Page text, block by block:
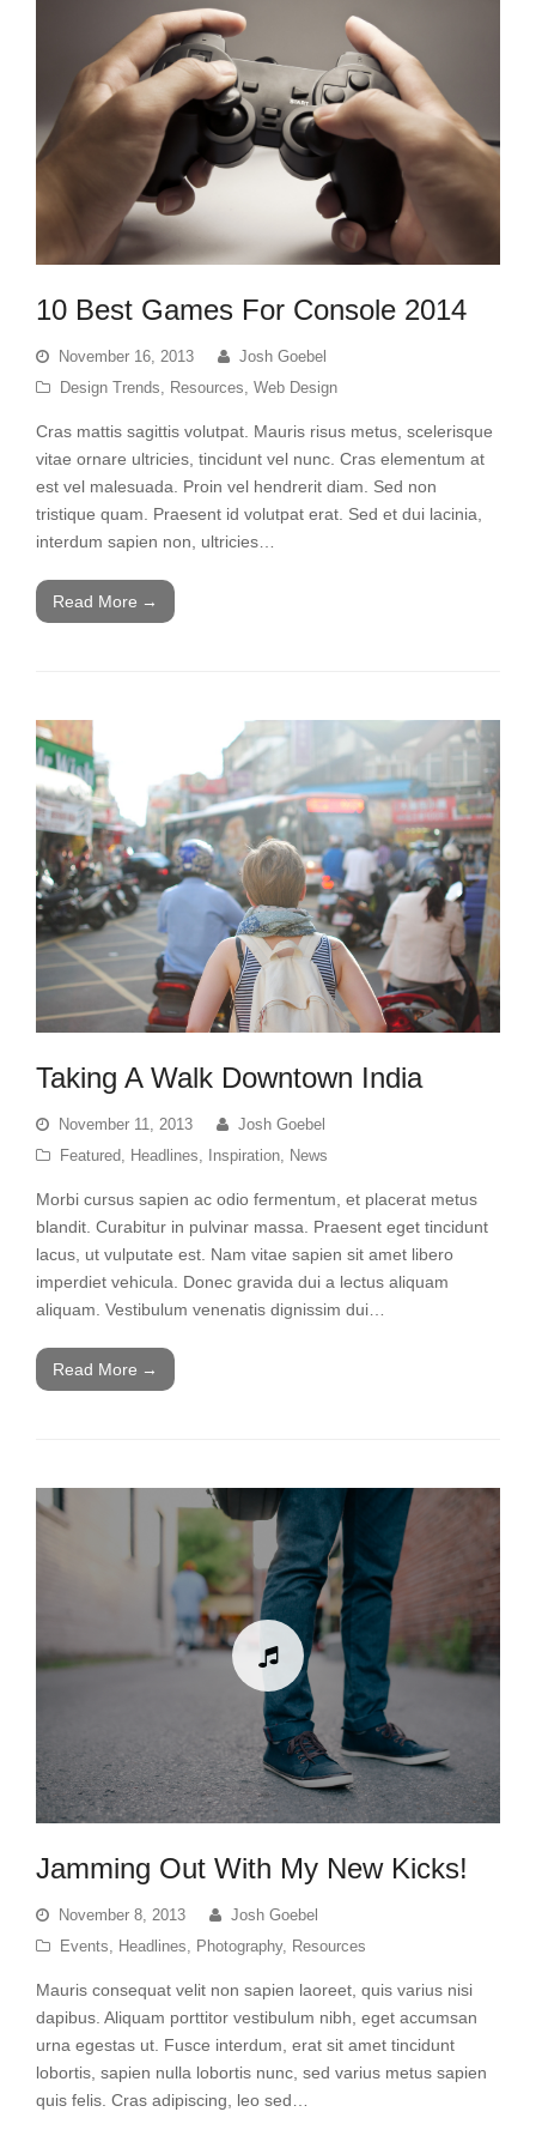
10 Best Games For Console 2014
November 16, 2013
Josh Goebel
Design Trends, Resources, Web Design
Cras mattis sagittis volutpat. Mauris risus metus, scelerisque
vitae ornare ultricies, tincidunt vel nunc. Cras elementum at
est vel malesuada. Proin vel hendrerit diam. Sed non
tristique quam. Praesent id volutpat erat. Sed et dui lacinia,
interdum sapien non, ultricies…
Read More →
Taking A Walk Downtown India
November 11, 2013
Josh Goebel
Featured
Headlines Inspiration News
Morbi cursus sapien ac odio fermentum, et placerat metus
blandit. Curabitur in pulvinar massa. Praesent eget tincidunt
lacus, ut vulputate est. Nam vitae sapien sit amet libero
imperdiet vehicula. Donec gravida dui a lectus aliquam
aliquam. Vestibulum venenatis dignissim dui…
Read More →
Jamming Out With My New Kicks!
November 8, 2013
Josh Goebel
Events
Headlines Photography, Resources
Mauris consequat velit non sapien laoreet, quis varius nisi
dapibus. Aliquam porttitor vestibulum nibh, eget accumsan
urna egestas ut. Fusce interdum, erat sit amet tincidunt
lobortis, sapien nulla lobortis nunc, sed varius metus sapien
quis felis. Cras adipiscing, leo sed…